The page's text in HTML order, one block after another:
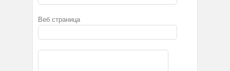
Веб страница